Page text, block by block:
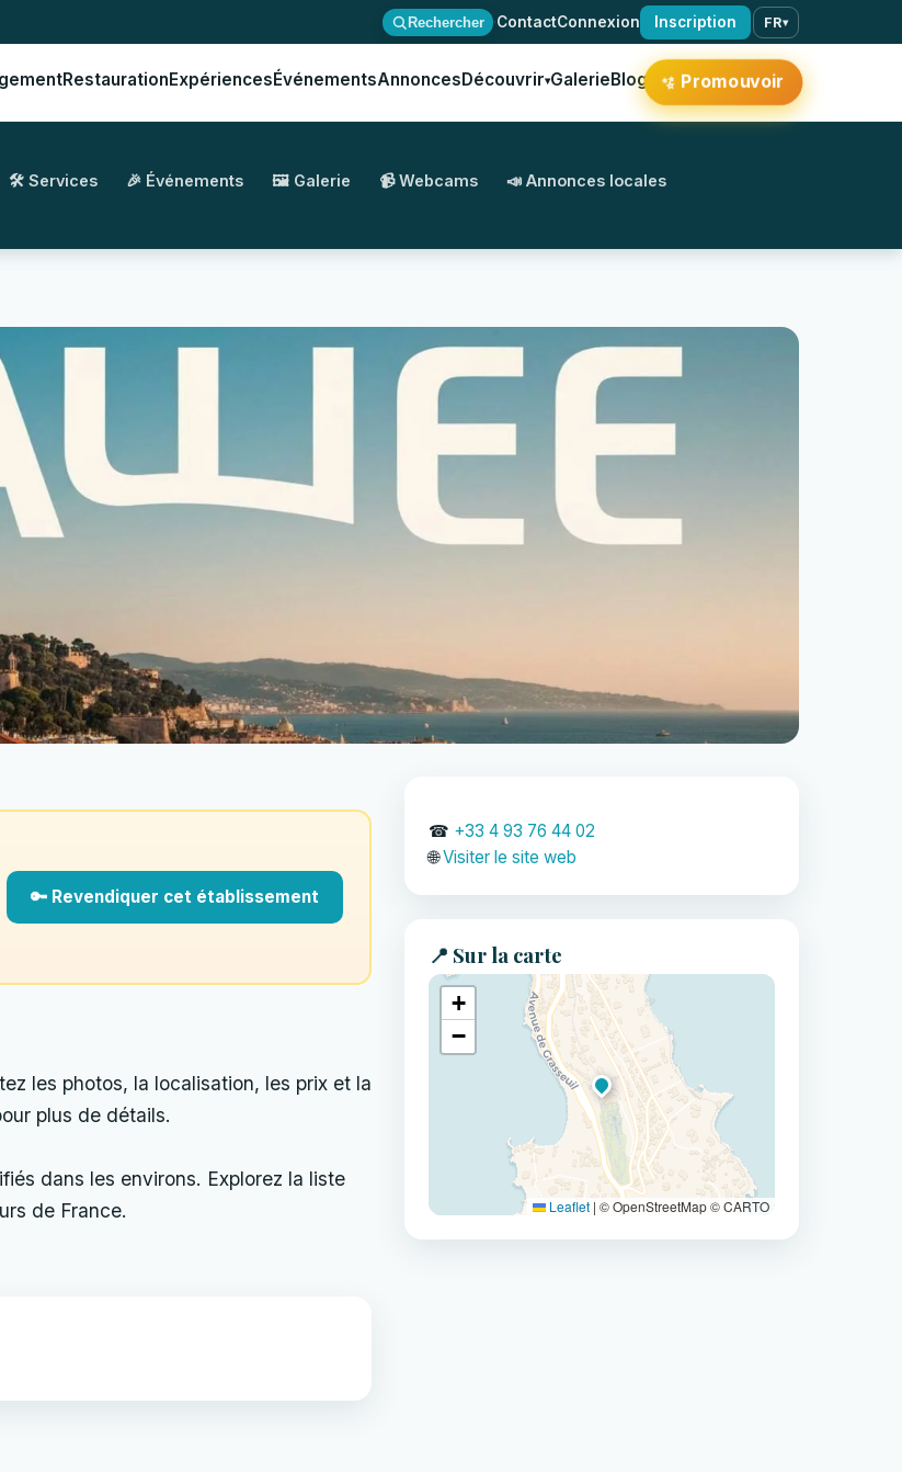
Rechercher ·ContactConnexion Inscription FR▾
RestaurationExpériencesÉvénementsAnnoncesDécouvrir▾GalerieBlog ✨Promouvoir
🛠️ Services 🎉 Événements 🖼️ Galerie 📹 Webcams 📣 Annonces locales
🔑 Revendiquer cet établissement
les photos, la localisation, les prix et la
plus de détails.
dans les environs. Explorez la liste
de France.
☎ +33 4 93 76 44 02
🌐Visiter le site web
📍 Sur la carte
+
−
Leaflet | © OpenStreetMap © CARTO